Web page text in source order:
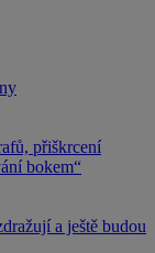
přiškrcení
bokem“
a ještě budou